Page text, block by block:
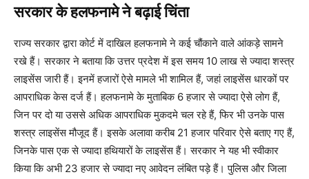
सरकार के हलफनामे ने बढ़ाई चिंता
राज्य सरकार द्वारा कोर्ट में दाखिल हलफनामे ने कई चौंकाने वाले आंकड़े सामने
रखे हैं। सरकार ने बताया कि उत्तर प्रदेश में इस समय 10 लाख से ज्यादा शस्त्र
लाइसेंस जारी हैं। इनमें हजारों ऐसे मामले भी शामिल हैं, जहां लाइसेंस धारकों पर
आपराधिक केस दर्ज हैं। हलफनामे के मुताबिक 6 हजार से ज्यादा ऐसे लोग हैं,
जिन पर दो या उससे अधिक आपराधिक मुकदमे चल रहे हैं, फिर भी उनके पास
शस्त्र लाइसेंस मौजूद हैं। इसके अलावा करीब 21 हजार परिवार ऐसे बताए गए हैं,
जिनके पास एक से ज्यादा हथियारों के लाइसेंस हैं। सरकार ने यह भी स्वीकार
किया कि अभी 23 हजार से ज्यादा नए आवेदन लंबित पड़े हैं। पुलिस और जिला